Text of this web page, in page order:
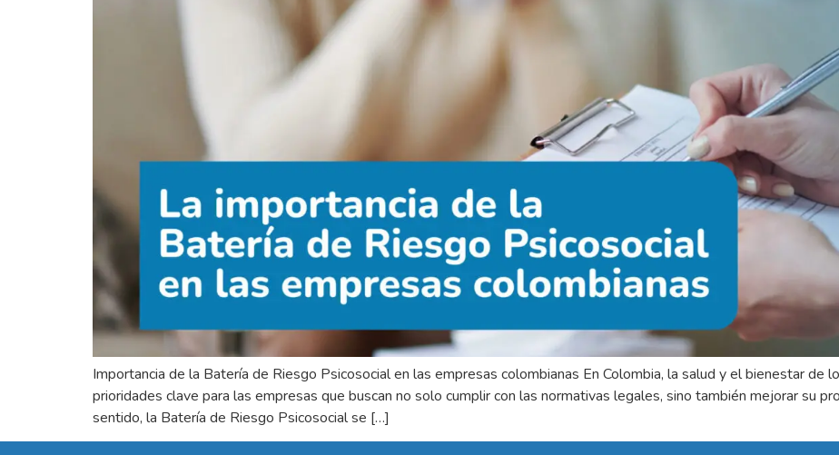
Importancia de la Batería de Riesgo Psicosocial en las empresas colombianas En Colombia, la salud y el bienestar de
prioridades clave para las empresas que buscan no solo cumplir con las normativas legales, sino también mejorar su
sentido, la Batería de Riesgo Psicosocial se […]